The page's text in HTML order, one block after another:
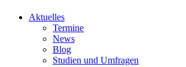
Aktuelles
Termine
News
Blog
Studien und Umfragen